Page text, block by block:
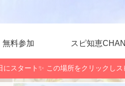
無料参加 スピ知恵
にスタート✨ この場所をクリックし